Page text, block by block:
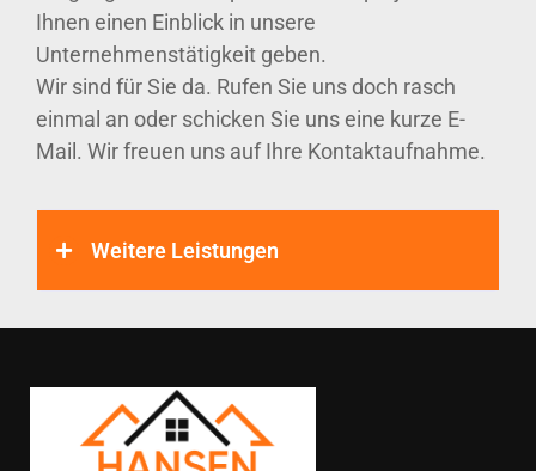
Ihnen einen Einblick in unsere
Unternehmenstätigkeit geben.
Wir sind für Sie da. Rufen Sie uns doch rasch
einmal an oder schicken Sie uns eine kurze E-
Mail. Wir freuen uns auf Ihre Kontaktaufnahme.
Weitere Leistungen